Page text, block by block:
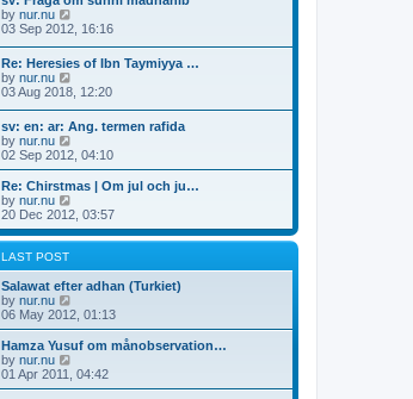
t
e
t
p
o
t
h
e
l
a
e
s
t
o
s
t
by nur.nu
i
t
e
l
a
e
s
t
o
s
t
03 Sep 2012, 16:16
Re: Heresies of Ibn Taymiyya …
by nur.nu
i
w
t
h
e
a
e
s
t
o
s
03 Aug 2018, 12:20
sv: en: ar: Ang. termen rafida
by nur.nu
i
e
w
h
e
l
t
e
t
p
s
02 Sep 2012, 04:10
Re: Chirstmas | Om jul och ju…
by nur.nu
i
e
w
h
e
a
t
e
20 Dec 2012, 03:57
LAST POST
Salawat efter adhan (Turkiet)
by nur.nu
i
e
w
h
06 May 2012, 01:13
Hamza Yusuf om månobservation…
by nur.nu
e
01 Apr 2011, 04:42